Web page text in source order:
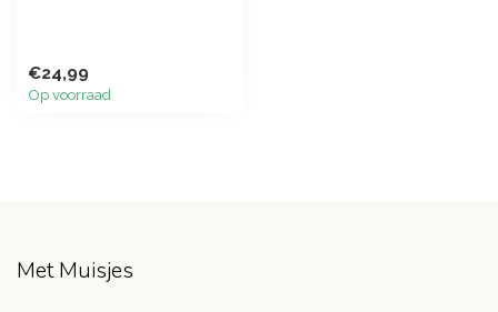
€24,99
Op voorraad
Met Muisjes